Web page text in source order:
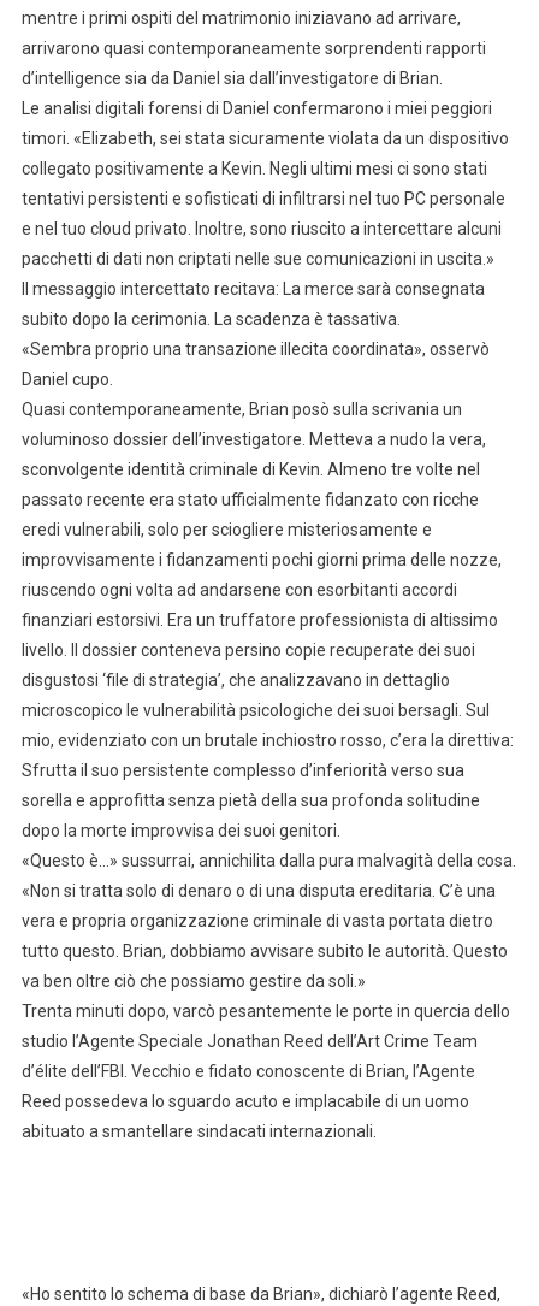
mentre i primi ospiti del matrimonio iniziavano ad arrivare,
arrivarono quasi contemporaneamente sorprendenti rapporti
d’intelligence sia da Daniel sia dall’investigatore di Brian.
Le analisi digitali forensi di Daniel confermarono i miei peggiori
timori. «Elizabeth, sei stata sicuramente violata da un dispositivo
collegato positivamente a Kevin. Negli ultimi mesi ci sono stati
tentativi persistenti e sofisticati di infiltrarsi nel tuo PC personale
e nel tuo cloud privato. Inoltre, sono riuscito a intercettare alcuni
pacchetti di dati non criptati nelle sue comunicazioni in uscita.»
Il messaggio intercettato recitava: La merce sarà consegnata
subito dopo la cerimonia. La scadenza è tassativa.
«Sembra proprio una transazione illecita coordinata», osservò
Daniel cupo.
Quasi contemporaneamente, Brian posò sulla scrivania un
voluminoso dossier dell’investigatore. Metteva a nudo la vera,
sconvolgente identità criminale di Kevin. Almeno tre volte nel
passato recente era stato ufficialmente fidanzato con ricche
eredi vulnerabili, solo per sciogliere misteriosamente e
improvvisamente i fidanzamenti pochi giorni prima delle nozze,
riuscendo ogni volta ad andarsene con esorbitanti accordi
finanziari estorsivi. Era un truffatore professionista di altissimo
livello. Il dossier conteneva persino copie recuperate dei suoi
disgustosi ‘file di strategia’, che analizzavano in dettaglio
microscopico le vulnerabilità psicologiche dei suoi bersagli. Sul
mio, evidenziato con un brutale inchiostro rosso, c’era la direttiva:
Sfrutta il suo persistente complesso d’inferiorità verso sua
sorella e approfitta senza pietà della sua profonda solitudine
dopo la morte improvvisa dei suoi genitori.
«Questo è…» sussurrai, annichilita dalla pura malvagità della cosa.
«Non si tratta solo di denaro o di una disputa ereditaria. C’è una
vera e propria organizzazione criminale di vasta portata dietro
tutto questo. Brian, dobbiamo avvisare subito le autorità. Questo
va ben oltre ciò che possiamo gestire da soli.»
Trenta minuti dopo, varcò pesantemente le porte in quercia dello
studio l’Agente Speciale Jonathan Reed dell’Art Crime Team
d’élite dell’FBI. Vecchio e fidato conoscente di Brian, l’Agente
Reed possedeva lo sguardo acuto e implacabile di un uomo
abituato a smantellare sindacati internazionali.
«Ho sentito lo schema di base da Brian», dichiarò l’agente Reed,